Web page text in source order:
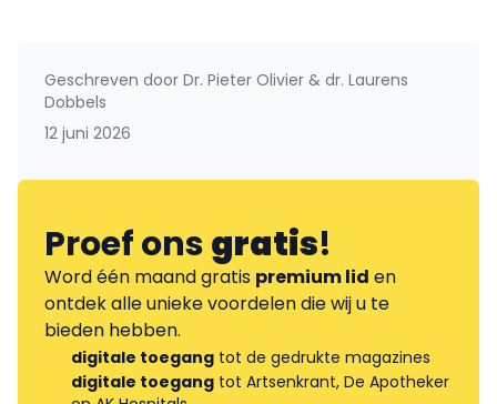
Geschreven door Dr. Pieter Olivier & dr. Laurens
Dobbels
12 juni 2026
Proef onsgratis!
Word één maand gratis premium lid en
ontdek alle unieke voordelen die wij u te
bieden hebben.
digitale toegang tot de gedrukte magazines
digitale toegang tot Artsenkrant, De Apotheker